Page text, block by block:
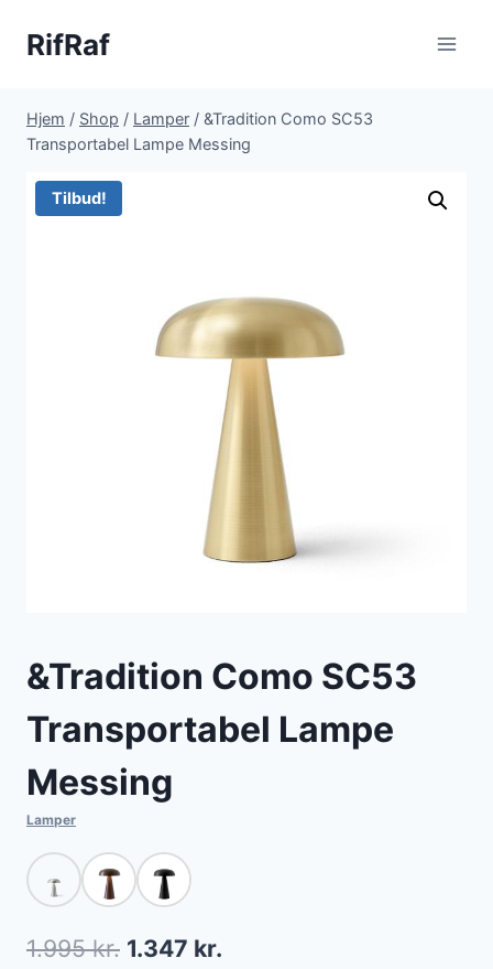
RifRaf
Hjem / Shop / Lamper / &Tradition Como SC53
Transportabel Lampe Messing
Tilbud!
&Tradition Como SC53
Transportabel Lampe
Messing
Lamper
1.995kr. Den
1.347 kr.